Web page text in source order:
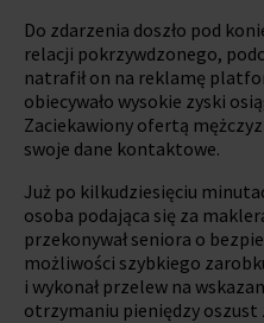
Do zdarzenia doszło pod
relacji pokrzywdzonego,
natrafił on na reklamę
obiecywało wysokie zyski
Zaciekawiony ofertą
swoje dane kontaktowe.
Już po kilkudziesięciu
osoba podająca się za
przekonywał seniora o
możliwości szybkiego
i wykonał przelew na
otrzymaniu pieniędzy oszust